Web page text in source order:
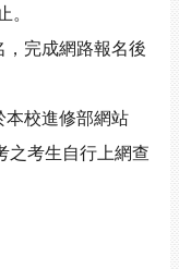
完成網路報名後
校進修部網站
考生自行上網查